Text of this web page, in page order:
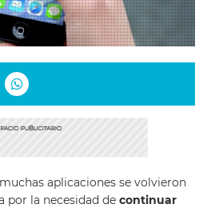
aplicaciones se volvieron
por la necesidad de continuar